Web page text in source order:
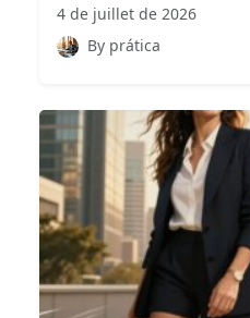
4 de juillet de 2026
By prática